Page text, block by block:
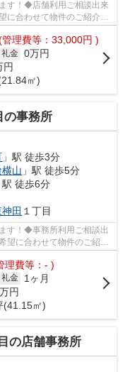
す！◆店舗利用ご相談出来
合わせて物件のご紹介可
管理費等：33,000円 )
礼金 0万円
円
㎡)
の事務所
」駅 徒歩3分
横山 」駅 徒歩5分
駅 徒歩6分
田 １丁目
す！◆事務所利用ご相談出
に合わせて物件のご紹介
理費等：- )
礼金 1ヶ月
円
(41.15㎡)
の店舗事務所